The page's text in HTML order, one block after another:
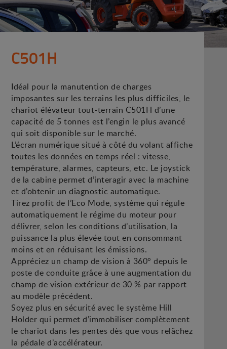
C501H
Idéal pour la manutention de charges
imposantes sur les terrains les plus difficiles, le
chariot élévateur tout-terrain C501H d’une
capacité de 5 tonnes est l’engin le plus avancé
qui soit disponible sur le marché.
L’écran numérique situé à côté du volant affiche
toutes les données en temps réel : vitesse,
température, alarmes, capteurs, etc. Le joystick
de la cabine permet d’interagir avec la machine
et d’obtenir un diagnostic automatique.
Tirez profit de l’Eco Mode, système qui régule
automatiquement le régime du moteur pour
délivrer, selon les conditions d’utilisation, la
puissance la plus élevée tout en consommant
moins et en réduisant les émissions.
Appréciez un champ de vision à 360° depuis le
poste de conduite grâce à une augmentation du
champ de vision extérieur de 30 % par rapport
au modèle précédent.
Soyez plus en sécurité avec le système Hill
Holder qui permet d’immobiliser complètement
le chariot dans les pentes dès que vous relâchez
la pédale d’accélérateur.